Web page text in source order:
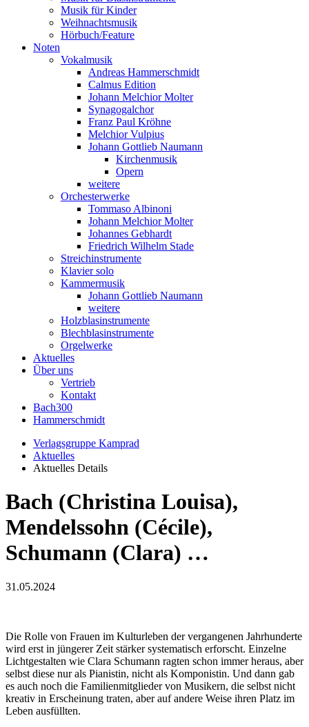
Musik für Kinder
Weihnachtsmusik
Hörbuch/Feature
Noten
Vokalmusik
Andreas Hammerschmidt
Calmus Edition
Johann Melchior Molter
Synagogalchor
Franz Paul Kröhne
Melchior Vulpius
Johann Gottlieb Naumann
Kirchenmusik
Opern
weitere
Orchesterwerke
Tommaso Albinoni
Johann Melchior Molter
Johannes Gebhardt
Friedrich Wilhelm Stade
Streichinstrumente
Klavier solo
Kammermusik
Johann Gottlieb Naumann
weitere
Holzblasinstrumente
Blechblasinstrumente
Orgelwerke
Aktuelles
Über uns
Vertrieb
Kontakt
Bach300
Hammerschmidt
Verlagsgruppe Kamprad
Aktuelles
Aktuelles Details
Bach (Christina Louisa),
Mendelssohn (Cécile),
Schumann (Clara) …
31.05.2024
Die Rolle von Frauen im Kulturleben der vergangenen Jahrhunderte
wird erst in jüngerer Zeit stärker systematisch erforscht. Einzelne
Lichtgestalten wie Clara Schumann ragten schon immer heraus, aber
selbst diese nur als Pianistin, nicht als Komponistin. Und dann gab
es auch noch die Familienmitglieder von Musikern, die selbst nicht
kreativ in Erscheinung traten, aber auf andere Weise ihren Platz im
Leben ausfüllten.